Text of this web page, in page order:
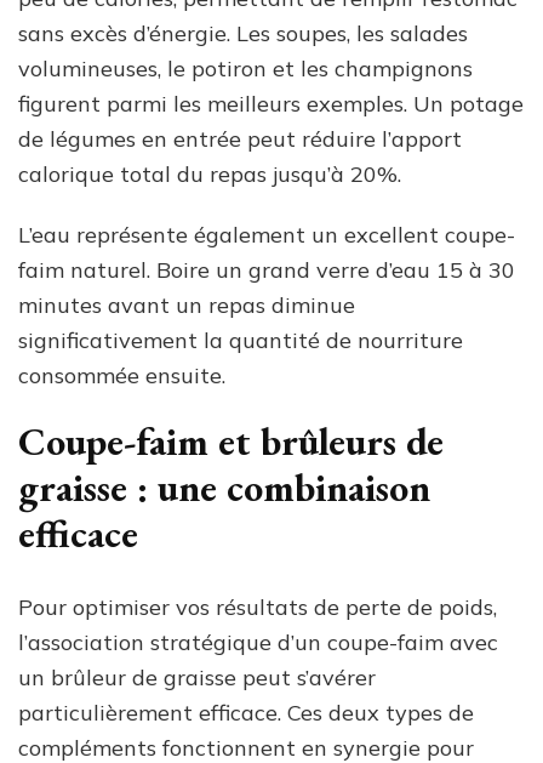
sans excès d’énergie. Les soupes, les salades
volumineuses, le potiron et les champignons
figurent parmi les meilleurs exemples. Un potage
de légumes en entrée peut réduire l’apport
calorique total du repas jusqu’à 20%.
L’eau représente également un excellent coupe-
faim naturel. Boire un grand verre d’eau 15 à 30
minutes avant un repas diminue
significativement la quantité de nourriture
consommée ensuite.
Coupe-faim et brûleurs de
graisse : une combinaison
efficace
Pour optimiser vos résultats de perte de poids,
l’association stratégique d’un coupe-faim avec
un brûleur de graisse peut s’avérer
particulièrement efficace. Ces deux types de
compléments fonctionnent en synergie pour